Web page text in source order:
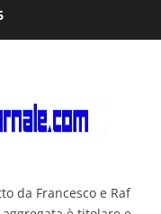
da Francesco e Raf